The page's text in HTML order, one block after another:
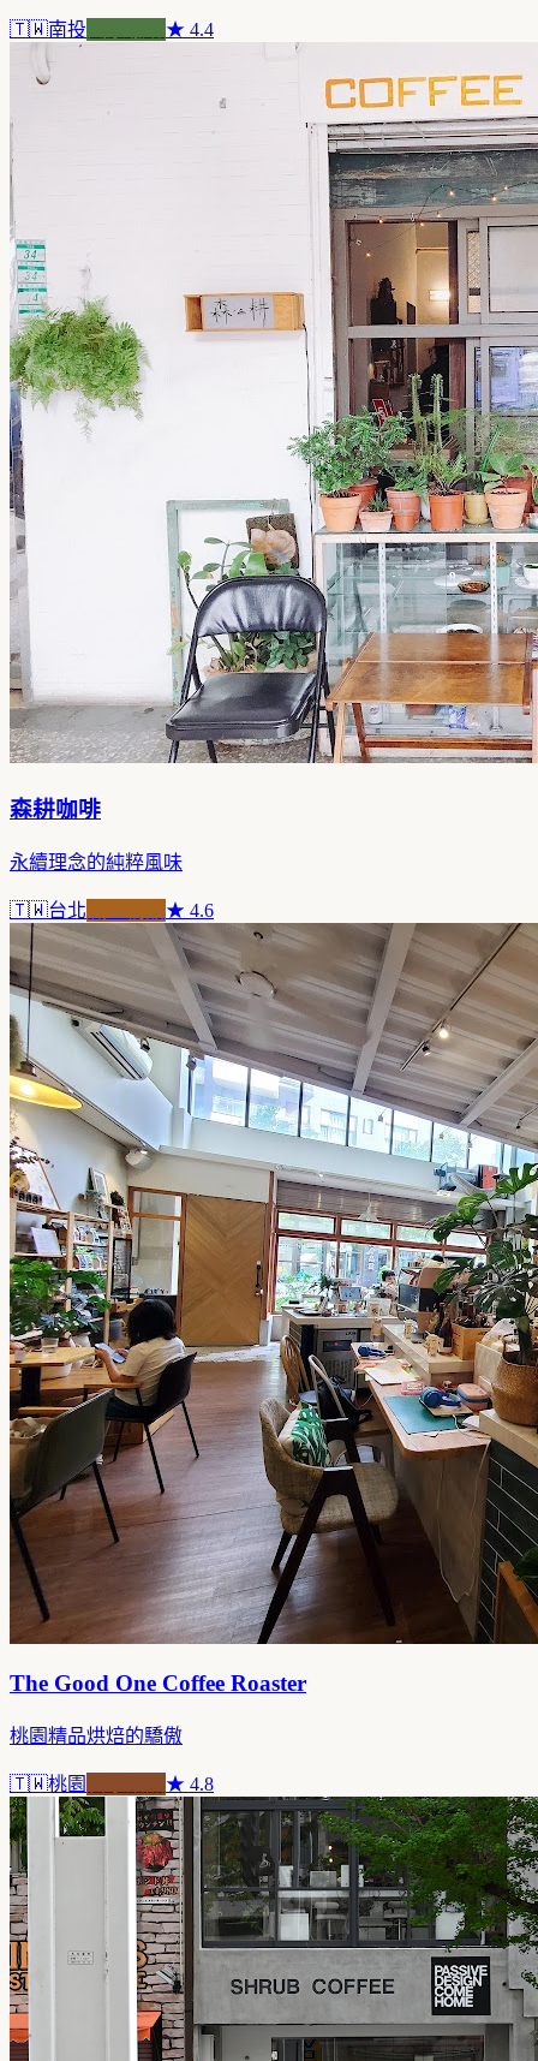
🇹🇼南投 ★ 4.4
森耕咖啡
永續理念的純粹風味
🇹🇼台北 ★ 4.6
The Good One Coffee Roaster
桃園精品烘焙的驕傲
🇹🇼桃園 ★ 4.8